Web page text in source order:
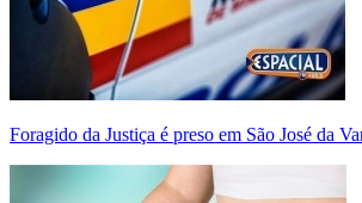
Foragido da Justiça é preso em São José da